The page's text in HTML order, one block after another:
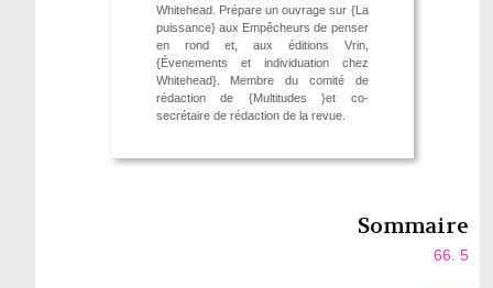
Whitehead. Prépare un ouvrage sur {La
puissance} aux Empêcheurs de penser
en rond et, aux éditions Vrin,
{Évenements et individuation chez
Whitehead}. Membre du comité de
rédaction de {Multitudes }et co-
secrétaire de rédaction de la revue.
Sommaire
66. 5